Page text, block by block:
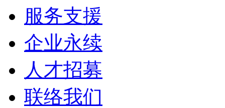
服务支援
企业永续
人才招募
联络我们